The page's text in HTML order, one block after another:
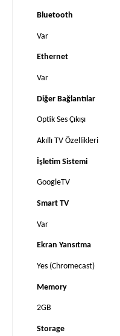
Bluetooth
Var
Ethernet
Var
Diğer Bağlantılar
Optik Ses Çıkışı
Akıllı TV Özellikleri
İşletim Sistemi
GoogleTV
Smart TV
Var
Ekran Yansıtma
Yes (Chromecast)
Memory
2GB
Storage